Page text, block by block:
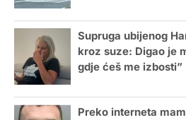
Supruga ubijenog
kroz suze: Digao je
gdje ćeš me izbosti”
Preko interneta